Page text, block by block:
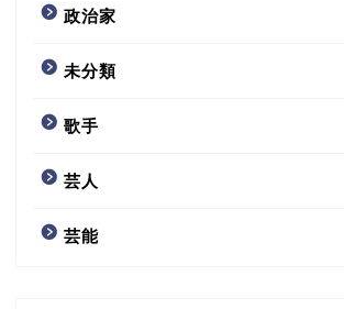
政治家
未分類
歌手
芸人
芸能